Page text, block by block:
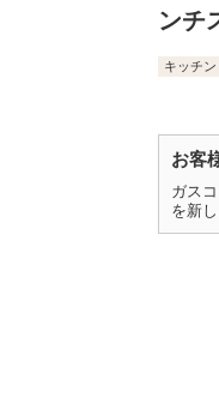
ンチ
キッチン
お客
ガス
を新し